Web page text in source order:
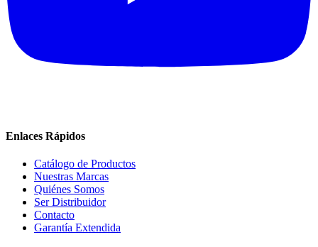
Enlaces Rápidos
Catálogo de Productos
Nuestras Marcas
Quiénes Somos
Ser Distribuidor
Contacto
Garantía Extendida